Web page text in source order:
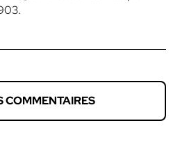
COMMENTAIRES